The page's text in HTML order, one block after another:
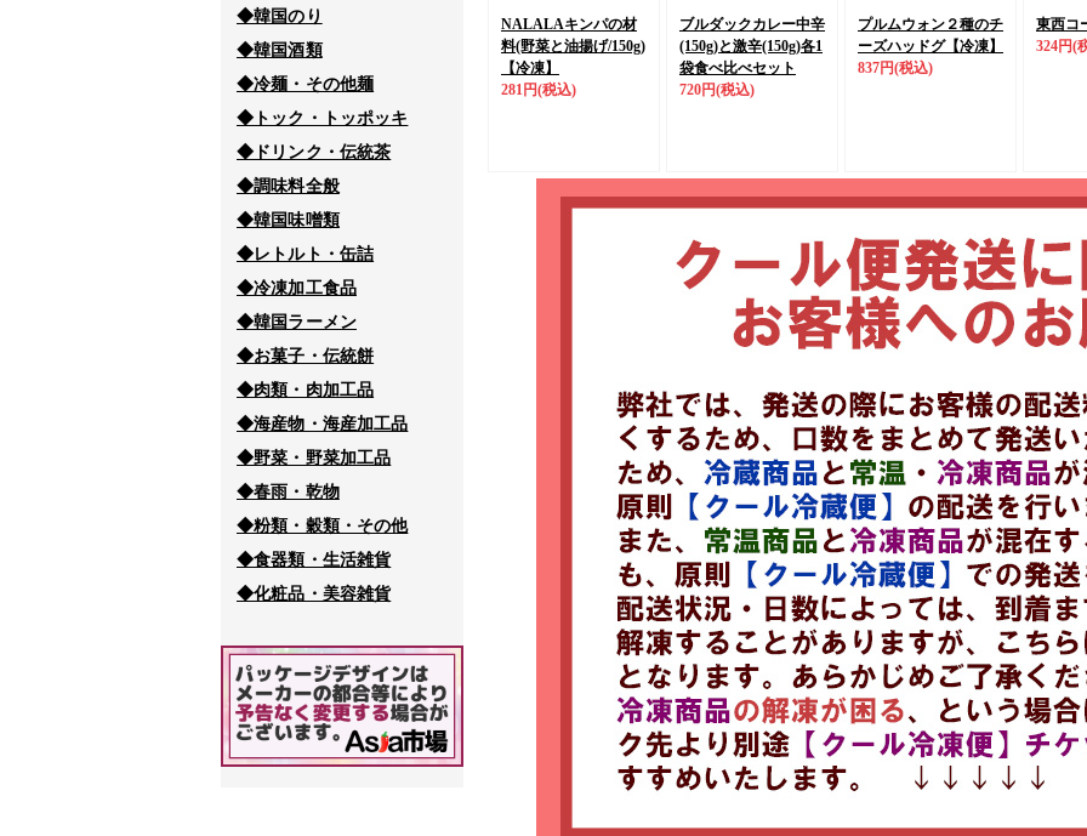
◆韓国のり
◆韓国酒類
◆冷麺・その他麺
◆トック・トッポッキ
◆ドリンク・伝統茶
◆調味料全般
◆韓国味噌類
◆レトルト・缶詰
◆冷凍加工食品
◆韓国ラーメン
◆お菓子・伝統餅
◆肉類・肉加工品
◆海産物・海産加工品
◆野菜・野菜加工品
◆春雨・乾物
◆粉類・穀類・その他
◆食器類・生活雑貨
◆化粧品・美容雑貨
NALALAキンパの材
料(野菜と油揚げ/150g)
【冷凍】
281円(税込)
ブルダックカレー中辛
(150g)と激辛(150g)各1
袋食べ比べセット
720円(税込)
プルムウォン２種のチ
ーズハッドグ【冷凍】
837円(税込)
東西コ
324円(